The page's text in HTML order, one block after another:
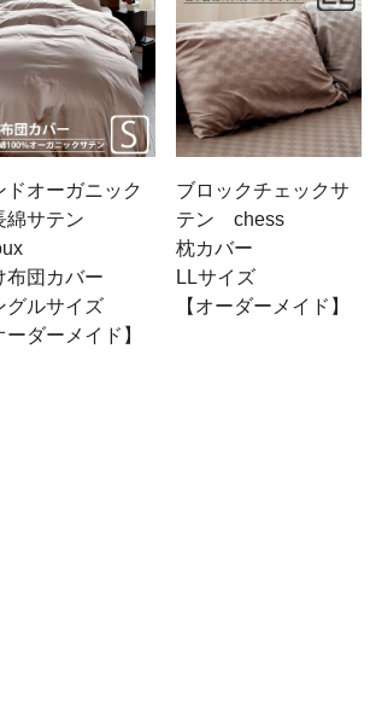
ドオーガニック
綿サテン
布団カバー
グルサイズ
ーダーメイド】
ブロックチェックサ
テン chess
枕カバー
LLサイズ
【オーダーメイド】